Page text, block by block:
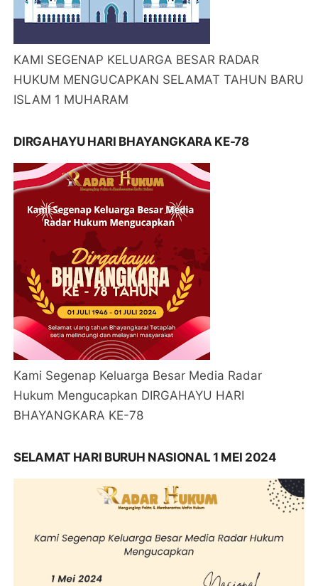
KAMI SEGENAP KELUARGA BESAR RADAR
HUKUM MENGUCAPKAN SELAMAT TAHUN BARU
ISLAM 1 MUHARAM
DIRGAHAYU HARI BHAYANGKARA KE-78
Kami Segenap Keluarga Besar Media Radar
Hukum Mengucapkan DIRGAHAYU HARI
BHAYANGKARA KE-78
SELAMAT HARI BURUH NASIONAL 1 MEI 2024